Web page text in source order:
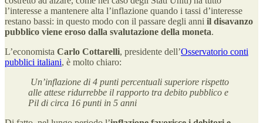
l’interesse a mantenere alta l’inflazione quando i tassi d’interesse
restano bassi: in questo modo con il passare degli anni il disavanzo
pubblico viene eroso dalla svalutazione della moneta.
L’economista Carlo Cottarelli, presidente dell’Osservatorio conti
pubblici italiani, è molto chiaro:
Un’inflazione di 4 punti percentuali superiore rispetto
alle attese ridurrebbe il rapporto tra debito pubblico e
Pil di circa 16 punti in 5 anni